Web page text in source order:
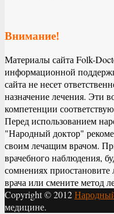
Внимание!
Материалы сайта Folk-
информационной
сайта не несет
назначение лечения. Эти
компетенции
Перед использованием
"Народный доктор"
своим лечащим врачом.
врачебного наблюдения,
сомнениях приостановите
врача или смените метод
Copyright © 2012
медицине.